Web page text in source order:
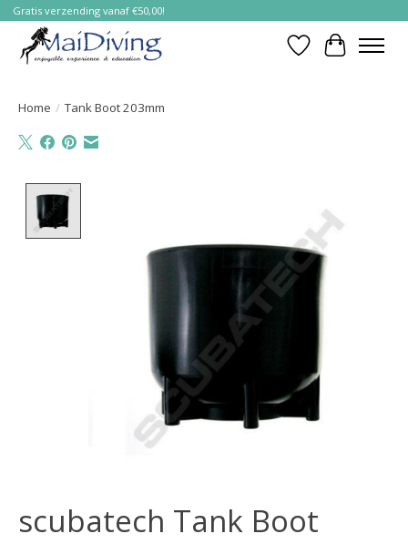
Gratis verzending vanaf €50,00!
Verlanglijst
Home / Tank Boot 203mm
scubatech Tank Boot